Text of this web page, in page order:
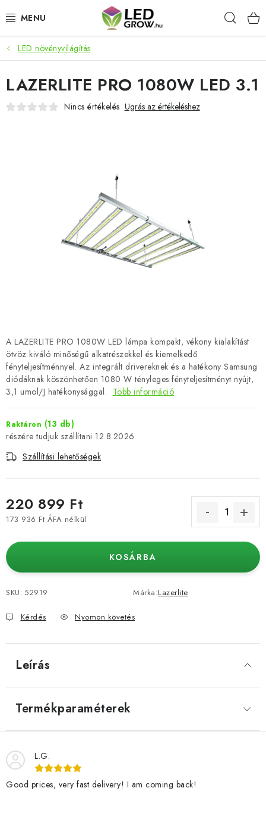
tartalomhoz
AKCIÓS TERMÉKEK
LED NÖVÉNYVILÁGÍTÁS
TERMESZTÉSI KELLÉKEK
Webáruház értékelése Márka Vásárlás
Blog
Általános Üzleti Feltételek
Kapcsolat
LED növényvilágítás
A LAZERLITE PRO 1080W LED lámpa kompakt, vékony kialakítást
ötvöz kiváló minőségű alkatrészekkel és kiemelkedő
fényteljesítménnyel. Az integrált drivereknek és a hatékony Samsung
diódáknak köszönhetően 1080 W tényleges fényteljesítményt nyújt,
3,1 umol/J hatékonysággal. Több információ
Raktáron (13 db)
12.8.2026
Szállítási lehetőségek
220 899 Ft
173 936 Ft ÁFA nélkül
KOSÁRBA
SKU: 52919 Márka:Lazerlite
Kérdés Nyomon követés
LAZERLITE PRO 1080W LED 3.1
Nincs értékelés Ugrás az értékeléshez
Leírás
Termékparaméterek
L.G.
Good prices, very fast delivery! I am coming back!